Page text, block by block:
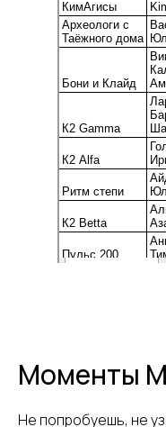
Моменты
Не попробуешь, не